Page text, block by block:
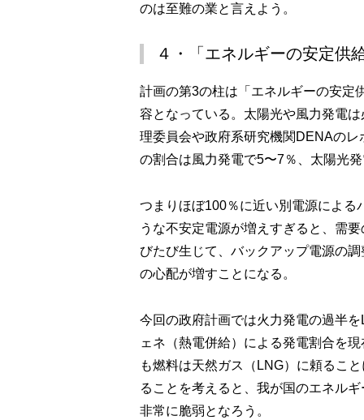
のは至難の業と言えよう。
４・「エネルギーの安定供
計画の第3の柱は「エネルギーの安定
容となっている。太陽光や風力発電
理委員会や政府系研究機関DENAの
の割合は風力発電で5〜7％、太陽光発
つまりほぼ100％に近い別電源による
うな不安定電源が増えすぎると、需
びたび生じて、バックアップ電源の
の心配が増すことになる。
今回の政府計画では火力発電の過半
ェネ（熱電併給）による発電割合を
も燃料は天然ガス（LNG）に頼るこ
ることを考えると、我が国のエネル
非常に脆弱となろう。